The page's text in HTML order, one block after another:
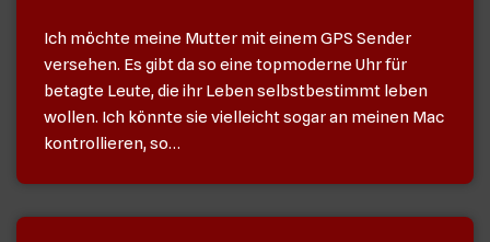
Ich möchte meine Mutter mit einem GPS Sender
versehen. Es gibt da so eine topmoderne Uhr für
betagte Leute, die ihr Leben selbstbestimmt leben
wollen. Ich könnte sie vielleicht sogar an meinen Mac
kontrollieren, so…